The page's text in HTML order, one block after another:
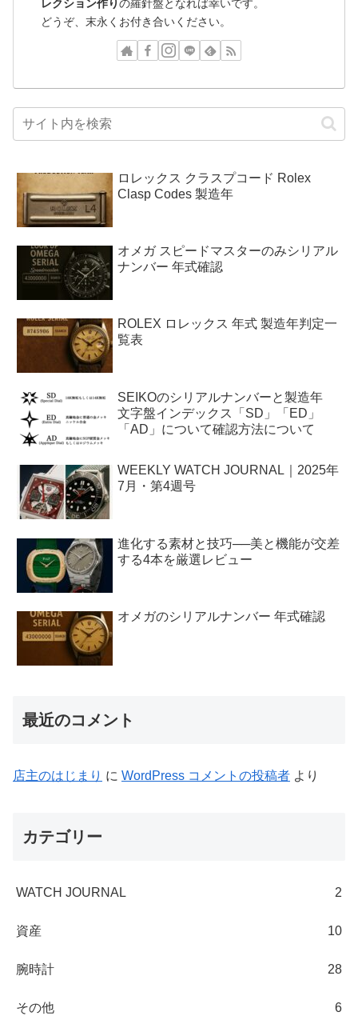
レクション作りの羅針盤となれば幸いです。
どうぞ、末永くお付き合いください。
ロレックス クラスプコード Rolex
Clasp Codes 製造年
オメガ スピードマスターのみシリアル
ナンバー 年式確認
ROLEX ロレックス 年式 製造年判定一
覧表
SEIKOのシリアルナンバーと製造年
文字盤インデックス「SD」「ED」
「AD」について確認方法について
WEEKLY WATCH JOURNAL｜2025年
7月・第4週号
進化する素材と技巧──美と機能が交差
する4本を厳選レビュー
オメガのシリアルナンバー 年式確認
最近のコメント
店主のはじまり に WordPress コメントの投稿者 より
カテゴリー
WATCH JOURNAL 2
資産 10
腕時計 28
その他 6